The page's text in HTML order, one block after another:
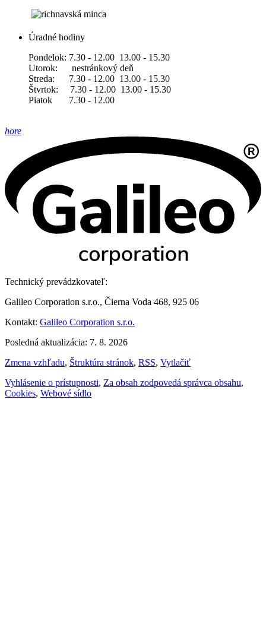
Úradné hodiny
Pondelok: 7.30 - 12.00 13.00 - 15.30
Utorok: nestránkový deň
Streda: 7.30 - 12.00 13.00 - 15.30
Štvrtok: 7.30 - 12.00 13.00 - 15.30
Piatok 7.30 - 12.00
hore
Technický prevádzkovateľ:
Galileo Corporation s.r.o., Čierna Voda 468, 925 06
Kontakt: Galileo Corporation s.r.o.
Posledná aktualizácia: 7. 8. 2026
Zmena vzhľadu, Štruktúra stránok, RSS, Vytlačiť
Vyhlásenie o prístupnosti, Za obsah zodpovedá správca obsahu,
Cookies, Webové sídlo